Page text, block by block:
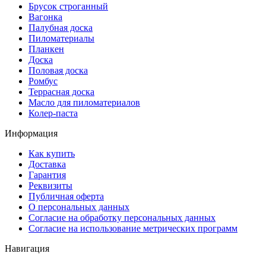
Брусок строганный
Вагонка
Палубная доска
Пиломатериалы
Планкен
Доска
Половая доска
Ромбус
Террасная доска
Масло для пиломатериалов
Колер-паста
Информация
Как купить
Доставка
Гарантия
Реквизиты
Публичная оферта
О персональных данных
Согласие на обработку персональных данных
Согласие на использование метрических программ
Навигация